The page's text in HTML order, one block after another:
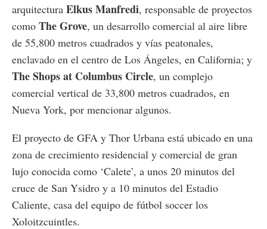
arquitectura Elkus Manfredi, responsable de proyectos
como The Grove, un desarrollo comercial al aire libre
de 55,800 metros cuadrados y vías peatonales,
enclavado en el centro de Los Ángeles, en California; y
The Shops at Columbus Circle, un complejo
comercial vertical de 33,800 metros cuadrados, en
Nueva York, por mencionar algunos.
El proyecto de GFA y Thor Urbana está ubicado en una
zona de crecimiento residencial y comercial de gran
lujo conocida como ‘Calete’, a unos 20 minutos del
cruce de San Ysidro y a 10 minutos del Estadio
Caliente, casa del equipo de fútbol soccer los
Xoloitzcuintles.